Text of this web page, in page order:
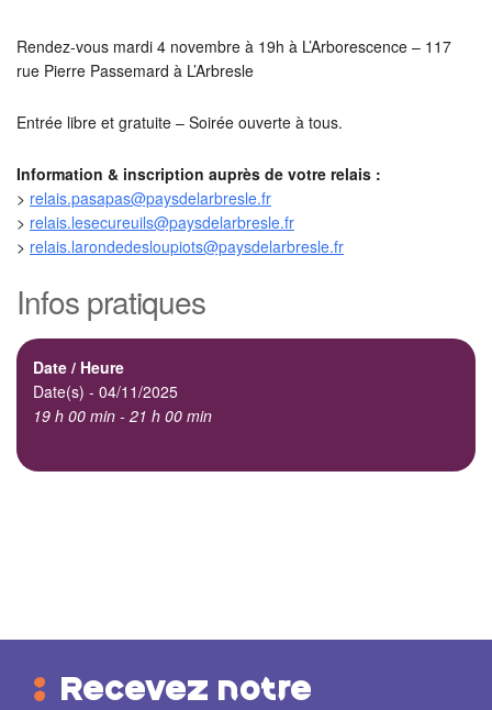
Rendez-vous mardi 4 novembre à 19h à L’Arborescence – 117
rue Pierre Passemard à L’Arbresle
Entrée libre et gratuite – Soirée ouverte à tous.
Information & inscription auprès de votre relais :
> relais.pasapas@paysdelarbresle.fr
> relais.lesecureuils@paysdelarbresle.fr
> relais.larondedesloupiots@paysdelarbresle.fr
Infos pratiques
Date / Heure
Date(s) - 04/11/2025
19 h 00 min - 21 h 00 min
Recevez notre